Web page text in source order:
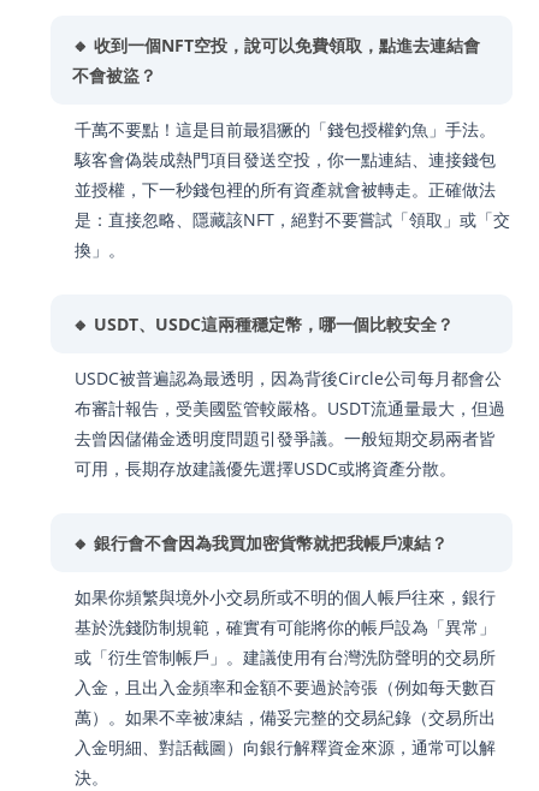
🔸 收到一個NFT空投，說可以免費領取，點進去連結會
不會被盜？
千萬不要點！這是目前最猖獗的「錢包授權釣魚」手法。
駭客會偽裝成熱門項目發送空投，你一點連結、連接錢包
並授權，下一秒錢包裡的所有資產就會被轉走。正確做法
是：直接忽略、隱藏該NFT，絕對不要嘗試「領取」或「交
換」。
🔸 USDT、USDC這兩種穩定幣，哪一個比較安全？
USDC被普遍認為最透明，因為背後Circle公司每月都會公
布審計報告，受美國監管較嚴格。USDT流通量最大，但過
去曾因儲備金透明度問題引發爭議。一般短期交易兩者皆
可用，長期存放建議優先選擇USDC或將資產分散。
🔸 銀行會不會因為我買加密貨幣就把我帳戶凍結？
如果你頻繁與境外小交易所或不明的個人帳戶往來，銀行
基於洗錢防制規範，確實有可能將你的帳戶設為「異常」
或「衍生管制帳戶」。建議使用有台灣洗防聲明的交易所
入金，且出入金頻率和金額不要過於誇張（例如每天數百
萬）。如果不幸被凍結，備妥完整的交易紀錄（交易所出
入金明細、對話截圖）向銀行解釋資金來源，通常可以解
決。